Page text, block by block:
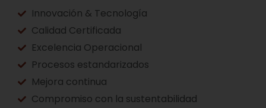
Innovación & Tecnología
Calidad Certificada
Excelencia Operacional
Procesos estandarizados
Mejora continua
Compromiso con la sustentabilidad